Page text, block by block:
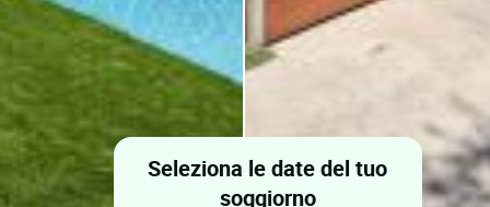
Seleziona le date del tuo
soggiorno